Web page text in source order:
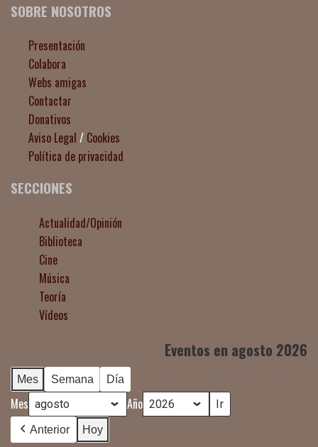
SOBRE NOSOTROS
Presentación
Colabora
Webs amigas
Contactar
Donativos
Aviso Legal / Cookies
Política de privacidad
SECCIONES
Actualidad/Opinión
Biblioteca
Cine
Música
Teoría
Vídeos
Eventos en agosto 2026
Mes Semana Día
Mes Año
Anterior Hoy